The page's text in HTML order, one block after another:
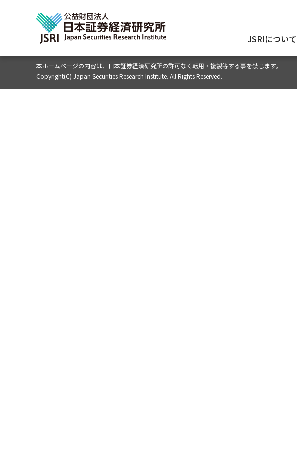
JSRIについて
本ホームページの内容は、 日本証券経済研究所の許可なく転用・複製等する事を禁じます。
Copyright(C) Japan Securities Research Institute. All Rights Reserved.